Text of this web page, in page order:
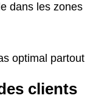
dans les zones
optimal partout
clients